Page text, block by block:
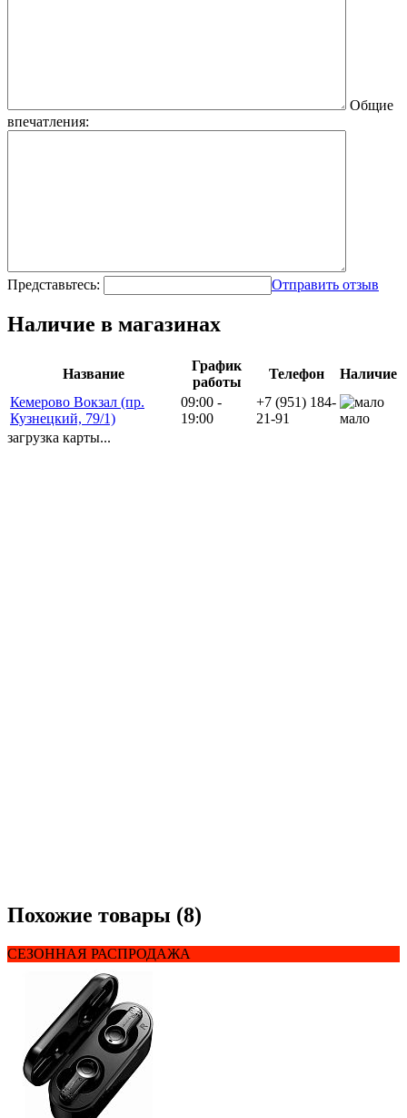
Общие
впечатления:
Представьтесь: Отправить отзыв
Наличие в магазинах
Название
График
работы
Телефон
Наличие
Кемерово Вокзал (пр.
Кузнецкий, 79/1)
09:00 -
19:00
+7 (951) 184-
21-91
мало
загрузка карты...
Похожие товары (8)
СЕЗОННАЯ РАСПРОДАЖА